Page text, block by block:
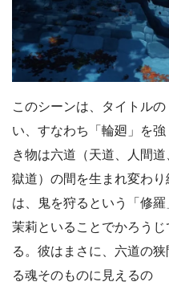
このシーンは、タイトル
い、すなわち「輪廻」を
き物は六道（天道、人間
獄道）の間を生まれ変わ
は、鬼を狩るという「修
茉莉といることでかろう
る。彼はまさに、六道の
る魂そのものに見えるの